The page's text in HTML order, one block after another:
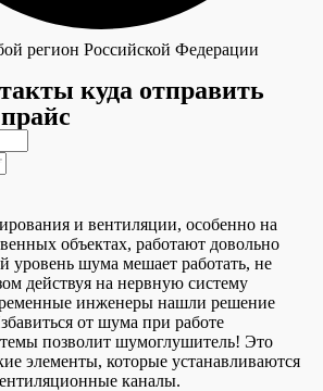
регион Российской Федерации
куда отправить
и вентиляции, особенно на
объектах, работают довольно
шума мешает работать, не
действуя на нервную систему
инженеры нашли решение
от шума при работе
позволит шумоглушитель! Это
элементы, которые устанавливаются
каналы.